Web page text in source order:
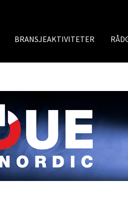
BRANSJEAKTIVITETER